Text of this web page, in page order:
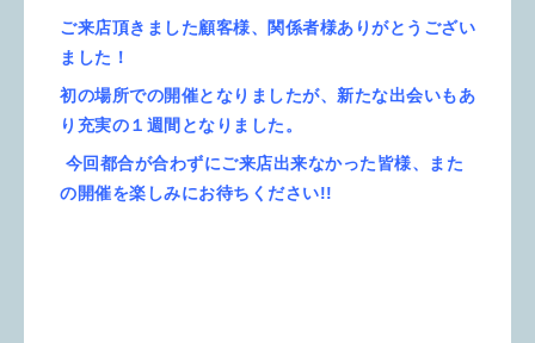
ご来店頂きました顧客様、関係者様ありがとうござい
ました！
初の場所での開催となりましたが、新たな出会いもあ
り充実の１週間となりました。
今回都合が合わずにご来店出来なかった皆様、
また
の開催を楽しみにお待ちください!!